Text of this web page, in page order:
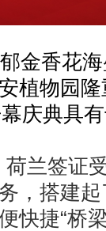
金香花
植物园
庆典具
兰签证
，搭建
快捷“桥